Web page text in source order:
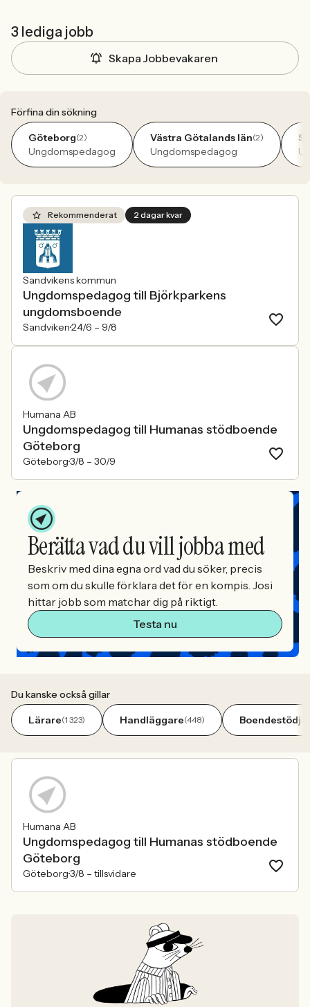
3 lediga jobb
Skapa Jobbevakaren
Förfina din sökning
Göteborg(2)
Ungdomspedagog
Västra Götalands län(2)
Ungdomspedagog
Rekommenderat 2 dagar kvar
Sandvikens kommun
Ungdomspedagog till Björkparkens
ungdomsboende
Sandviken24/6 – 9/8
Humana AB
Ungdomspedagog till Humanas stödboende
Göteborg
Göteborg3/8 – 30/9
Berätta vad du vill jobba med
Beskriv med dina egna ord vad du söker, precis
som om du skulle förklara det för en kompis. Josi
hittar jobb som matchar dig på riktigt.
Testa nu
Du kanske också gillar
Lärare(1 323) Handläggare(448)
Humana AB
Ungdomspedagog till Humanas stödboende
Göteborg
Göteborg3/8 – tillsvidare